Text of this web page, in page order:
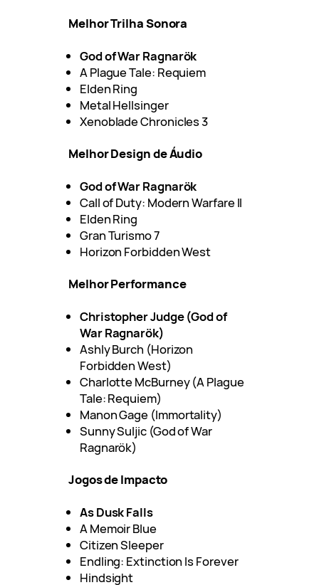
Melhor Trilha Sonora
God of War Ragnarök
A Plague Tale: Requiem
Elden Ring
Metal Hellsinger
Xenoblade Chronicles 3
Melhor Design de Áudio
God of War Ragnarök
Call of Duty: Modern Warfare II
Elden Ring
Gran Turismo 7
Horizon Forbidden West
Melhor Performance
Christopher Judge (God of
War Ragnarök)
Ashly Burch (Horizon
Forbidden West)
Charlotte McBurney (A Plague
Tale: Requiem)
Manon Gage (Immortality)
Sunny Suljic (God of War
Ragnarök)
Jogos de Impacto
As Dusk Falls
A Memoir Blue
Citizen Sleeper
Endling: Extinction Is Forever
Hindsight